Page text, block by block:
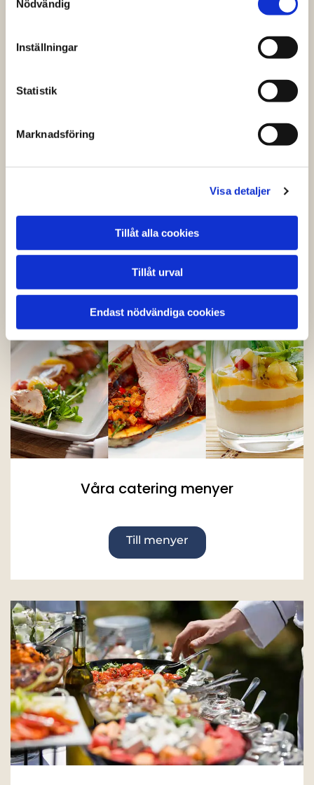
Nödvändig
Inställningar
Statistik
Marknadsföring
Visa detaljer
Tillåt alla cookies
Tillåt urval
Endast nödvändiga cookies
Catering vid Högtider
Menyer för årets högtider
Våra catering menyer
Till menyer